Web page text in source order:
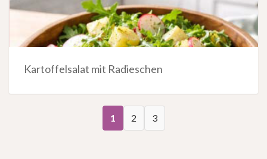
Kartoffelsalat mit Radieschen
1 2 3